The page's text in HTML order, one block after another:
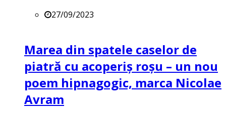
27/09/2023
Marea din spatele caselor de
piatră cu acoperiș roșu – un nou
poem hipnagogic, marca Nicolae
Avram